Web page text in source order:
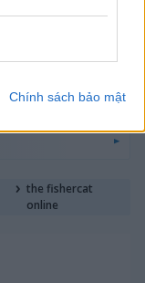
Chính sách bảo mật
the fishercat
online